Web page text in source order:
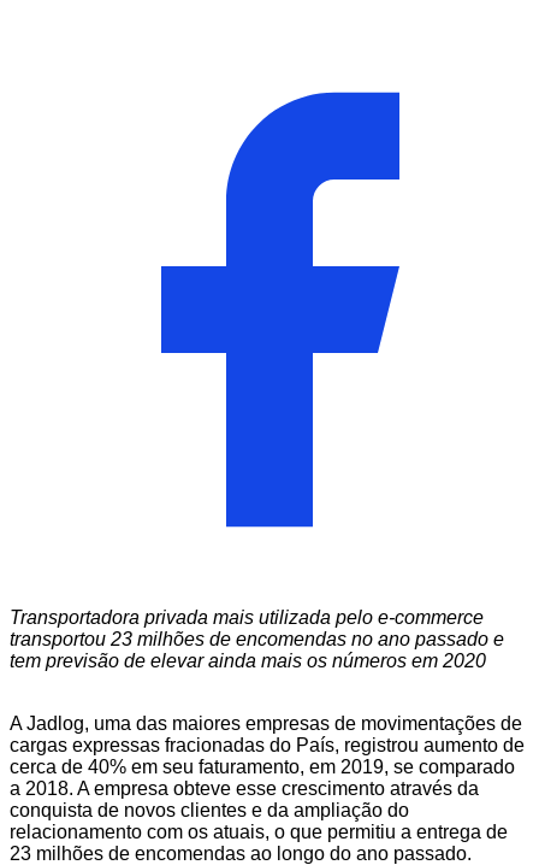
Transportadora privada mais utilizada pelo e-commerce
transportou 23 milhões de encomendas no ano passado e
tem previsão de elevar ainda mais os números em 2020
AJadlog, uma das maiores empresas de movimentações de
cargas expressas fracionadas do País, registrou aumento de
cerca de 40% em seu faturamento, em 2019, se comparado
a 2018. A empresa obteve esse crescimento através da
conquista de novos clientes e da ampliação do
relacionamento com os atuais, o que permitiu a entrega de
23 milhões de encomendas ao longo do ano passado.